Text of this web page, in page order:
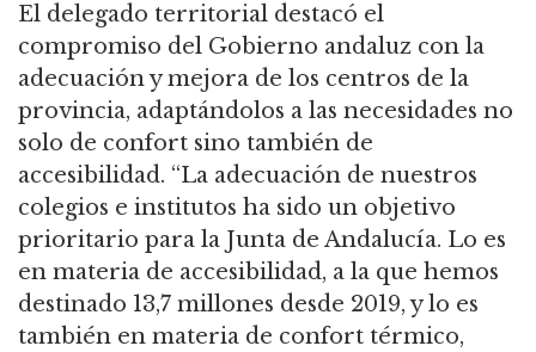
El delegado territorial destacó el
compromiso del Gobierno andaluz con la
adecuación y mejora de los centros de la
provincia, adaptándolos a las necesidades no
solo de confort sino también de
accesibilidad. “La adecuación de nuestros
colegios e institutos ha sido un objetivo
prioritario para la Junta de Andalucía. Lo es
en materia de accesibilidad, a la que hemos
destinado 13,7 millones desde 2019, y lo es
también en materia de confort térmico,